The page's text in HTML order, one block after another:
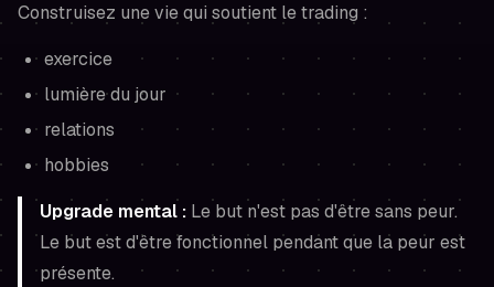
Construisez une vie qui soutient le trading :
exercice
lumière du jour
relations
hobbies
Upgrade mental : Le but n'est pas d'être sans peur.
Le but est d'être fonctionnel pendant que la peur est
présente.